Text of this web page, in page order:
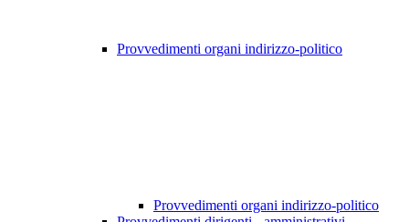
Provvedimenti organi indirizzo-politico
Provvedimenti organi indirizzo-politico